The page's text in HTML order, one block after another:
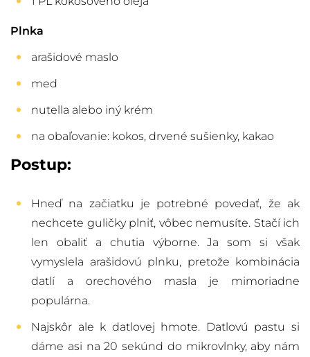
Plnka
arašidové maslo
med
nutella alebo iný krém
na obaľovanie: kokos, drvené sušienky, kakao
Postup:
Hneď na začiatku je potrebné povedať, že ak
nechcete guličky plniť, vôbec nemusíte. Stačí ich
len obaliť a chutia výborne. Ja som si však
vymyslela arašidovú plnku, pretože kombinácia
datlí a orechového masla je mimoriadne
populárna.
Najskôr ale k datlovej hmote. Datlovú pastu si
dáme asi na 20 sekúnd do mikrovlnky, aby nám